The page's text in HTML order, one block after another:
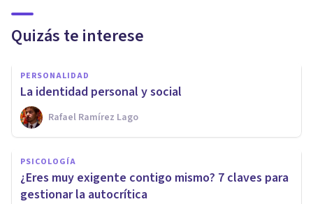
Quizás te interese
PERSONALIDAD
La identidad personal y social
Rafael Ramírez Lago
PSICOLOGÍA
¿Eres muy exigente contigo mismo? 7 claves para
gestionar la autocrítica